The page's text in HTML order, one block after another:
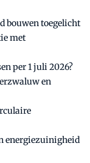
bouwen toegelicht
met
per 1 juli 2026?
en
energiezuinigheid